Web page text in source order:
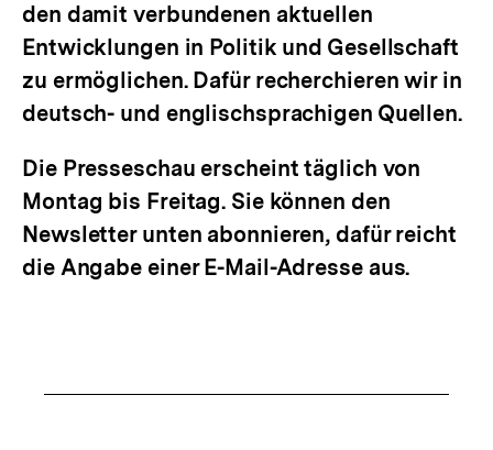
den damit verbundenen aktuellen
Entwicklungen in Politik und Gesellschaft
zu ermöglichen. Dafür recherchieren wir in
deutsch- und englischsprachigen Quellen.
Die Presseschau erscheint täglich von
Montag bis Freitag. Sie können den
Newsletter unten abonnieren, dafür reicht
die Angabe einer E-Mail-Adresse aus.